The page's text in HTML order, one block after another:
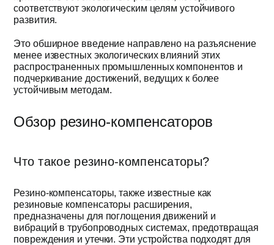
соответствуют экологическим целям устойчивого
развития.
Это обширное введение направлено на разъяснение
менее известных экологических влияний этих
распространенных промышленных компонентов и
подчеркивание достижений, ведущих к более
устойчивым методам.
Обзор резино-компенсаторов
Что такое резино-компенсаторы?
Резино-компенсаторы, также известные как
резиновые компенсаторы расширения,
предназначены для поглощения движений и
вибраций в трубопроводных системах, предотвращая
повреждения и утечки. Эти устройства подходят для